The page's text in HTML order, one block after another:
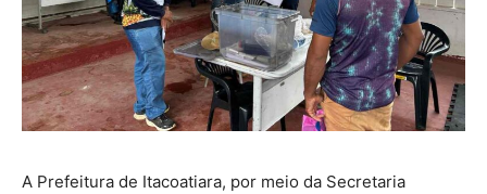
A Prefeitura de Itacoatiara, por meio da Secretaria